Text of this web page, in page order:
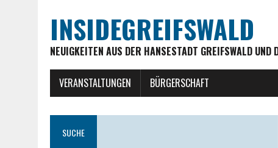
INSIDEGREIFSWALD
NEUIGKEITEN AUS DER HANSESTADT GREIFSWALD UND
VERANSTALTUNGEN BÜRGERSCHAFT
SUCHE